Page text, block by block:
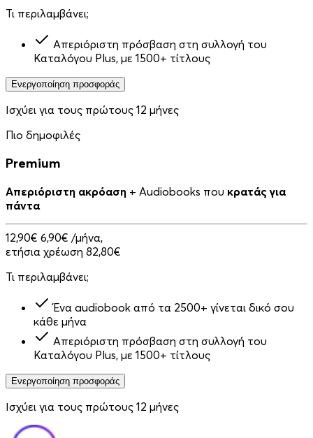
Τι περιλαμβάνει;
Απεριόριστη πρόσβαση στη συλλογή του
Καταλόγου Plus, με 1500+ τίτλους
Ενεργοποίηση προσφοράς
Ισχύει για τους πρώτους 12 μήνες
Πιο δημοφιλές
Premium
Απεριόριστη ακρόαση + Audiobooks που κρατάς για
πάντα
12,90€ 6,90€ /μήνα,
ετήσια χρέωση 82,80€
Τι περιλαμβάνει;
Ένα audiobook από τα 2500+ γίνεται δικό σου
κάθε μήνα
Απεριόριστη πρόσβαση στη συλλογή του
Καταλόγου Plus, με 1500+ τίτλους
Ενεργοποίηση προσφοράς
Ισχύει για τους πρώτους 12 μήνες